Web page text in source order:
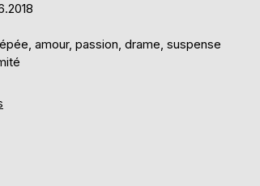
amour, passion, drame, suspense